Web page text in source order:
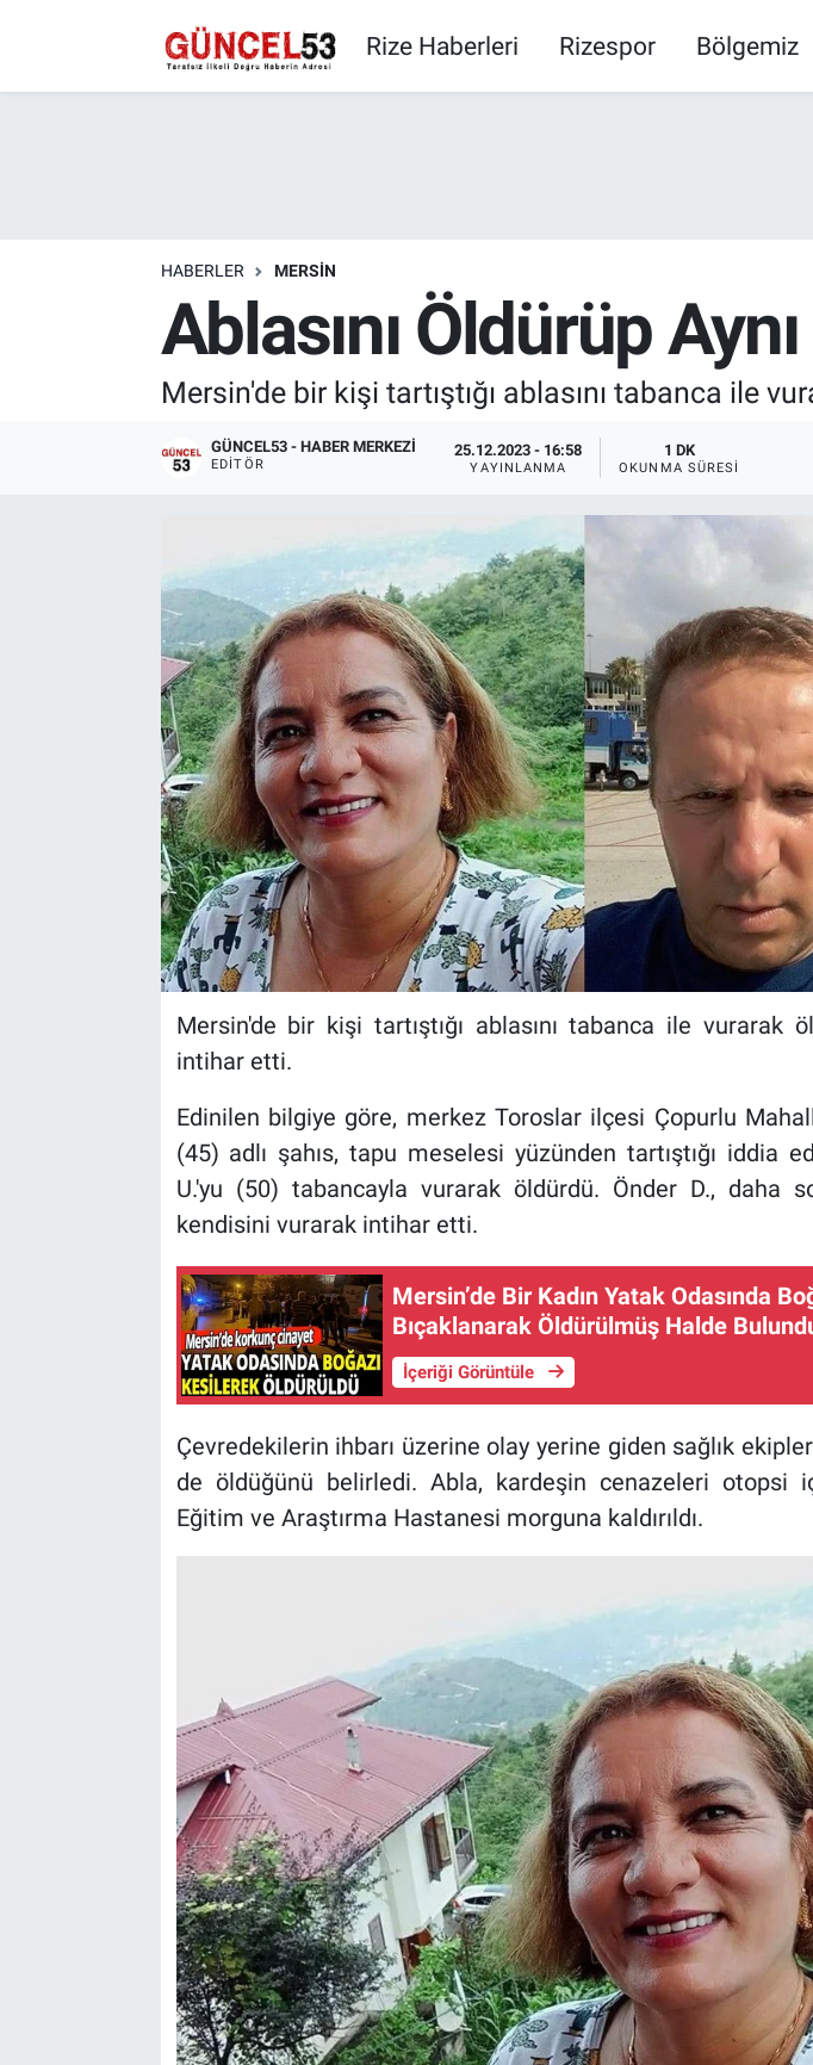
Rize Haberleri Rizespor Bölgemiz
HABERLER MERSIN
Ablasını Öldürüp
Mersin'de bir kişi tartıştığı ablasını tabanca ile
GÜNCEL53 - HABER MERKEZI
EDITÖR
25.12.2023 - 16:58
YAYINLANMA
1 DK
OKUNMA SÜRESI
Mersin'de bir kişi tartıştığı ablasını tabanca ile vurarak
intihar etti.
Edinilen bilgiye göre, merkez Toroslar ilçesi Çopurlu
(45) adlı şahıs, tapu meselesi yüzünden tartıştığı iddia
U.'yu (50) tabancayla vurarak öldürdü. Önder D., daha
kendisini vurarak intihar etti.
Mersin’de Bir Kadın Yatak Odasında
Bıçaklanarak Öldürülmüş Halde
İçeriği Görüntüle
Çevredekilerin ihbarı üzerine olay yerine giden sağlık
de öldüğünü belirledi. Abla, kardeşin cenazeleri otopsi
Eğitim ve Araştırma Hastanesi morguna kaldırıldı.